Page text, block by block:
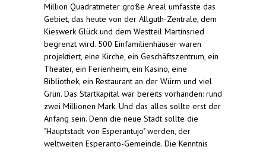
Million Quadratmeter große Areal umfasste das
Gebiet, das heute von der Allguth-Zentrale, dem
Kieswerk Glück und dem Westteil Martinsried
begrenzt wird. 500 Einfamilienhäuser waren
projektiert, eine Kirche, ein Geschäftszentrum, ein
Theater, ein Ferienheim, ein Kasino, eine
Bibliothek, ein Restaurant an der Würm und viel
Grün. Das Startkapital war bereits vorhanden: rund
zwei Millionen Mark. Und das alles sollte erst der
Anfang sein. Denn die neue Stadt sollte die
"Hauptstadt von Esperantujo" werden, der
weltweiten Esperanto-Gemeinde. Die Kenntnis